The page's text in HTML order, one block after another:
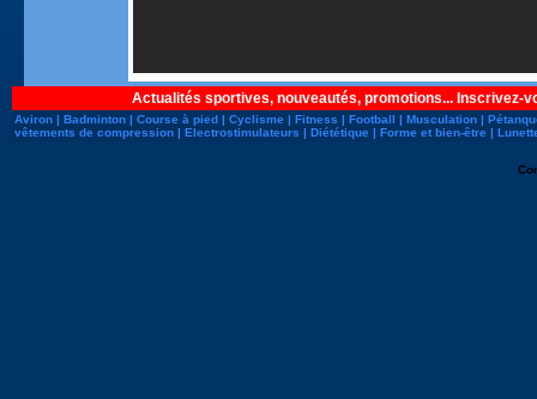
Actualités sportives, nouveautés, promotions... Inscrivez-
Aviron | Badminton | Course à pied | Cyclisme | Fitness | Football | Musculation |
vêtements de compression | Electrostimulateurs | Diététique | Forme et bien-être |